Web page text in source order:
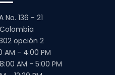
No. 136 - 21
opción 2
AM - 4:00 PM
AM - 5:00 PM